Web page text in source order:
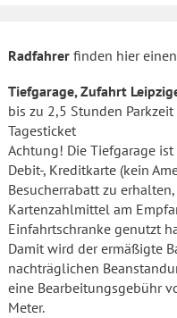
Radfahrer finden hier einen
Tiefgarage, Zufahrt
bis zu 2,5 Stunden
Tagesticket
Achtung! Die Tiefgarage
Debit-, Kreditkarte (kein
Besucherrabatt zu
Kartenzahlmittel am
Einfahrtschranke genutzt
Damit wird der ermäßigte
nachträglichen
eine Bearbeitungsgebühr
Meter.